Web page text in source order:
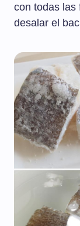
con todas las
desalar el